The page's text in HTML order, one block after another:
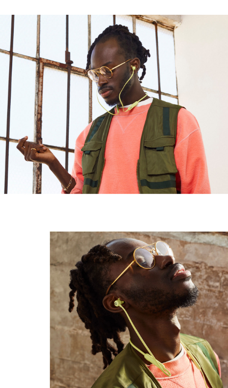
Le système acoustique exclusif offre des basses
précises et une distorsion ultra-faible sur la courbe
de fréquence
La conception à double chambre garantit une
séparation stéréo exceptionnelle entre les tonalités
moyennes et les aigus, tandis que la couche
extérieure flexible offre des basses puissantes
Design
Écouteurs intra-auriculaires
Écouteurs magnétiques avec Lecture/Mise en pause
automatique1
permettent un ajustement personnalisé
Hauteur : 16 mm
Poids : 18,6 g
Connectivité
La puce Apple W1
est dotée d'une connectivité
Bluetooth
®
classe 1, qui permet une configuration et
une commutation aisées avec vos différents appareils
Apple et vous offre une portée sans fil plus élevée
avec moins de pertes de connexion
Le partage audio sans fil vous permet de partager